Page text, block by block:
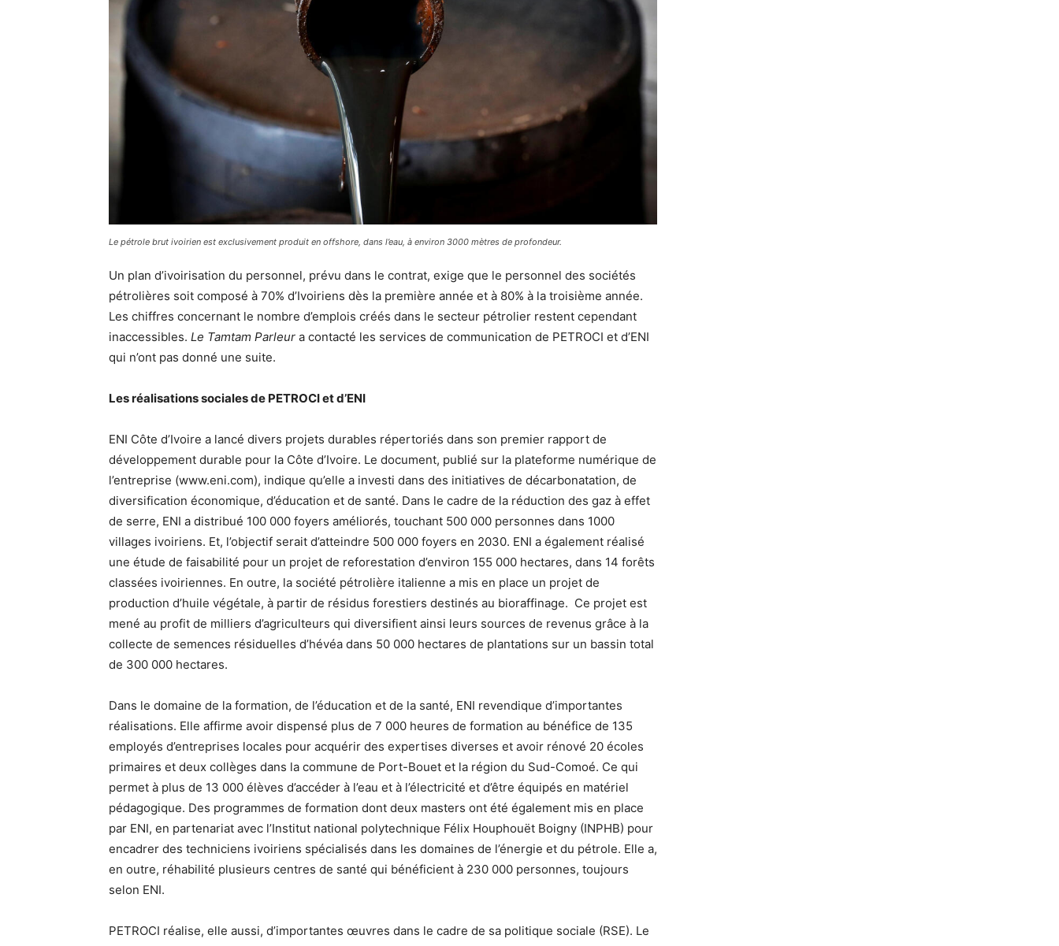
Le pétrole brut ivoirien est exclusivement produit en offshore, dans l’eau, à environ 3000 mètres de profondeur.
Un plan d’ivoirisation du personnel, prévu dans le contrat, exige que le personnel des sociétés
pétrolières soit composé à 70% d’Ivoiriens dès la première année et à 80% à la troisième année.
Les chiffres concernant le nombre d’emplois créés dans le secteur pétrolier restent cependant
inaccessibles. Le Tamtam Parleur a contacté les services de communication de PETROCI et d’ENI
qui n’ont pas donné une suite.
Les réalisations sociales de PETROCI et d’ENI
ENI Côte d’Ivoire a lancé divers projets durables répertoriés dans son premier rapport de
développement durable pour la Côte d’Ivoire. Le document, publié sur la plateforme numérique de
l’entreprise (www.eni.com), indique qu’elle a investi dans des initiatives de décarbonatation, de
diversification économique, d’éducation et de santé. Dans le cadre de la réduction des gaz à effet
de serre, ENI a distribué 100 000 foyers améliorés, touchant 500 000 personnes dans 1000
villages ivoiriens. Et, l’objectif serait d’atteindre 500 000 foyers en 2030. ENI a également réalisé
une étude de faisabilité pour un projet de reforestation d’environ 155 000 hectares, dans 14 forêts
classées ivoiriennes. En outre, la société pétrolière italienne a mis en place un projet de
production d’huile végétale, à partir de résidus forestiers destinés au bioraffinage. Ce projet est
mené au profit de milliers d’agriculteurs qui diversifient ainsi leurs sources de revenus grâce à la
collecte de semences résiduelles d’hévéa dans 50 000 hectares de plantations sur un bassin total
de 300 000 hectares.
Dans le domaine de la formation, de l’éducation et de la santé, ENI revendique d’importantes
réalisations. Elle affirme avoir dispensé plus de 7 000 heures de formation au bénéfice de 135
employés d’entreprises locales pour acquérir des expertises diverses et avoir rénové 20 écoles
primaires et deux collèges dans la commune de Port-Bouet et la région du Sud-Comoé. Ce qui
permet à plus de 13 000 élèves d’accéder à l’eau et à l’électricité et d’être équipés en matériel
pédagogique. Des programmes de formation dont deux masters ont été également mis en place
par ENI, en partenariat avec l’Institut national polytechnique Félix Houphouët Boigny (INPHB) pour
encadrer des techniciens ivoiriens spécialisés dans les domaines de l’énergie et du pétrole. Elle a,
en outre, réhabilité plusieurs centres de santé qui bénéficient à 230 000 personnes, toujours
selon ENI.
PETROCI réalise, elle aussi, d’importantes œuvres dans le cadre de sa politique sociale (RSE). Le